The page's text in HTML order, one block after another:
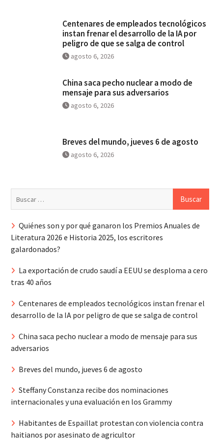
Centenares de empleados tecnológicos
instan frenar el desarrollo de la IA por
peligro de que se salga de control
agosto 6, 2026
China saca pecho nuclear a modo de
mensaje para sus adversarios
agosto 6, 2026
Breves del mundo, jueves 6 de agosto
agosto 6, 2026
Quiénes son y por qué ganaron los Premios Anuales de
Literatura 2026 e Historia 2025, los escritores
galardonados?
La exportación de crudo saudí a EEUU se desploma a cero
tras 40 años
Centenares de empleados tecnológicos instan frenar el
desarrollo de la IA por peligro de que se salga de control
China saca pecho nuclear a modo de mensaje para sus
adversarios
Breves del mundo, jueves 6 de agosto
Steffany Constanza recibe dos nominaciones
internacionales y una evaluación en los Grammy
Habitantes de Espaillat protestan con violencia contra
haitianos por asesinato de agricultor